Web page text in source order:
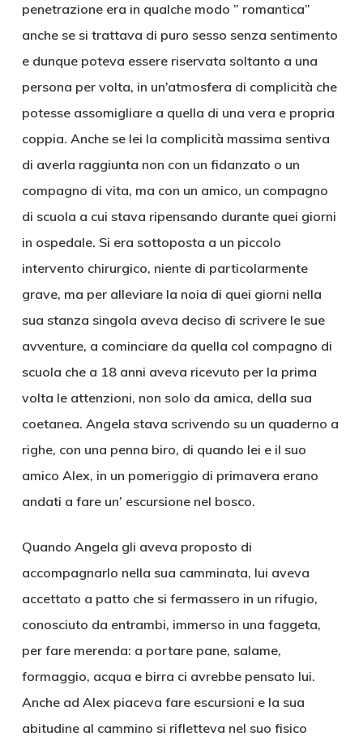
penetrazione era in qualche modo ” romantica”
anche se si trattava di puro sesso senza sentimento
e dunque poteva essere riservata soltanto a una
persona per volta, in un’atmosfera di complicità che
potesse assomigliare a quella di una vera e propria
coppia. Anche se lei la complicità massima sentiva
di averla raggiunta non con un fidanzato o un
compagno di vita, ma con un amico, un compagno
di scuola a cui stava ripensando durante quei giorni
in ospedale. Si era sottoposta a un piccolo
intervento chirurgico, niente di particolarmente
grave, ma per alleviare la noia di quei giorni nella
sua stanza singola aveva deciso di scrivere le sue
avventure, a cominciare da quella col compagno di
scuola che a 18 anni aveva ricevuto per la prima
volta le attenzioni, non solo da amica, della sua
coetanea. Angela stava scrivendo su un quaderno a
righe, con una penna biro, di quando lei e il suo
amico Alex, in un pomeriggio di primavera erano
andati a fare un’ escursione nel bosco.
Quando Angela gli aveva proposto di
accompagnarlo nella sua camminata, lui aveva
accettato a patto che si fermassero in un rifugio,
conosciuto da entrambi, immerso in una faggeta,
per fare merenda: a portare pane, salame,
formaggio, acqua e birra ci avrebbe pensato lui.
Anche ad Alex piaceva fare escursioni e la sua
abitudine al cammino si rifletteva nel suo fisico